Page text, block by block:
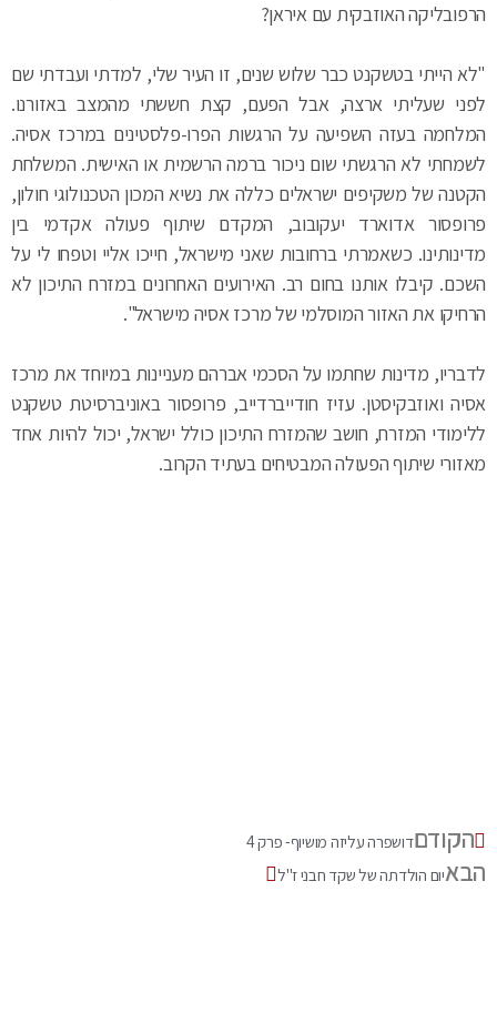
הרפובליקה האוזבקית עם איראן?
"לא הייתי בטשקנט כבר שלוש שנים, זו העיר שלי, למדתי ועבדתי שם
לפני שעליתי ארצה, אבל הפעם, קצת חששתי מהמצב באזורנו.
המלחמה בעזה השפיעה על הרגשות הפרו-פלסטינים במרכז אסיה.
לשמחתי לא הרגשתי שום ניכור ברמה הרשמית או האישית. המשלחת
הקטנה של משקיפים ישראלים כללה את נשיא המכון הטכנולוגי חולון,
פרופסור אדוארד יעקובוב, המקדם שיתוף פעולה אקדמי בין
מדינותינו. כשאמרתי ברחובות שאני מישראל, חייכו אליי וטפחו לי על
השכם. קיבלו אותנו בחום רב. האירועים האחרונים במזרח התיכון לא
הרחיקו את האזור המוסלמי של מרכז אסיה מישראל".
לדבריו, מדינות שחתמו על הסכמי אברהם מעניינות במיוחד את מרכז
אסיה ואוזבקיסטן. עזיז חודייברדייב, פרופסור באוניברסיטת טשקנט
ללימודי המזרח, חושב שהמזרח התיכון כולל ישראל, יכול להיות אחד
מאזורי שיתוף הפעולה המבטיחים בעתיד הקרוב.
הקודםדושפרה עליזה מושיוף- פרק 4
הבאיום הולדתה של שקד חבני ז"ל